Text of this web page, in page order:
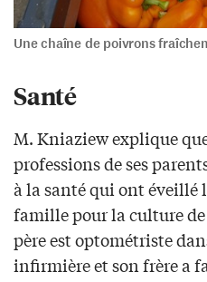
Une chaîne de poivrons
Santé
M. Kniaziew explique
professions de ses
à la santé qui ont
famille pour la culture
père est optométriste
infirmière et son frère a